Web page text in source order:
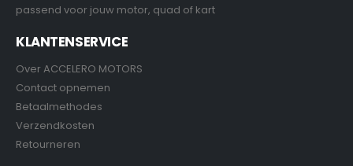
passend voor jouw motor, quad of kart
KLANTENSERVICE
Over ACCELERO MOTORS
Contact opnemen
Betaalmethodes
Verzendkosten
Retourneren